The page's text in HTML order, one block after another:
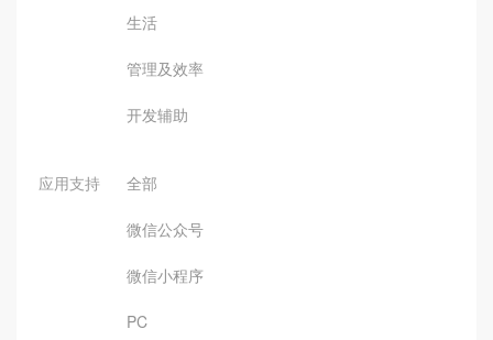
生活
管理及效率
开发辅助
应用支持 全部
微信公众号
微信小程序
PC